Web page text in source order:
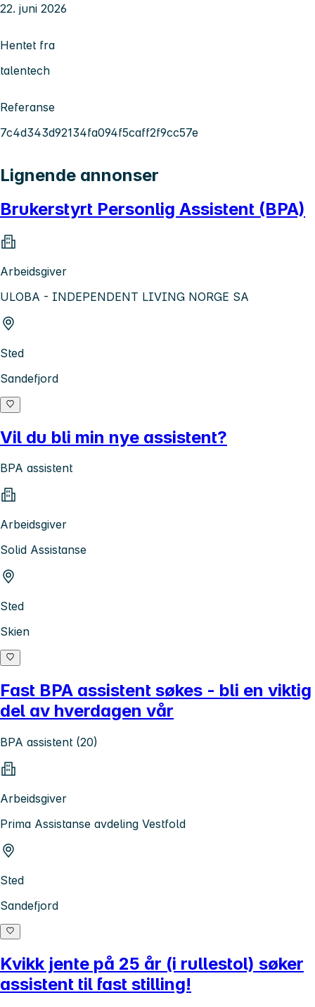
22. juni 2026
Hentet fra
talentech
Referanse
7c4d343d92134fa094f5caff2f9cc57e
Lignende annonser
Brukerstyrt Personlig Assistent (BPA)
Arbeidsgiver
ULOBA - INDEPENDENT LIVING NORGE SA
Sted
Sandefjord
Vil du bli min nye assistent?
BPA assistent
Arbeidsgiver
Solid Assistanse
Sted
Skien
Fast BPA assistent søkes - bli en viktig
del av hverdagen vår
BPA assistent (20)
Arbeidsgiver
Prima Assistanse avdeling Vestfold
Sted
Sandefjord
Kvikk jente på 25 år (i rullestol) søker
assistent til fast stilling!